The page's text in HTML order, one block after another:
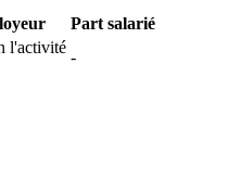
Part salarié
l'activité
-